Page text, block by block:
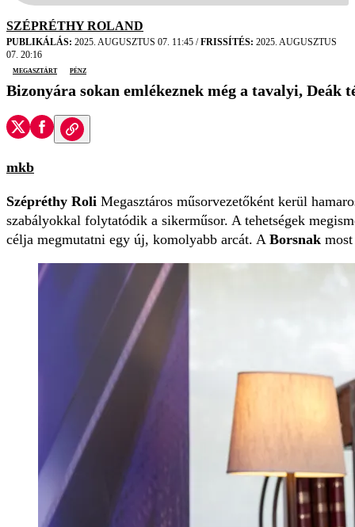
SZÉPRÉTHY ROLAND
PUBLIKÁLÁS: 2025. AUGUSZTUS 07. 11:45 /FRISSÍTÉS: 2025. AUGUSZTUS
07. 20:16
Megasztárt
pénz
Bizonyára sokan emlékeznek még a tavalyi, Deák
mkb
Szépréthy Roli Megasztáros műsorvezetőként kerül
szabályokkal folytatódik a sikerműsor. A tehetségek
célja megmutatni egy új, komolyabb arcát. A Borsnak